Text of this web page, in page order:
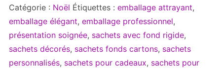
fond
carton
décoré
-
Douceur
Catégorie : Noël Étiquettes : emballage attrayant,
emballage élégant, emballage professionnel,
présentation soignée, sachets avec fond rigide,
sachets décorés, sachets fonds cartons, sachets
personnalisés, sachets pour cadeaux, sachets pour